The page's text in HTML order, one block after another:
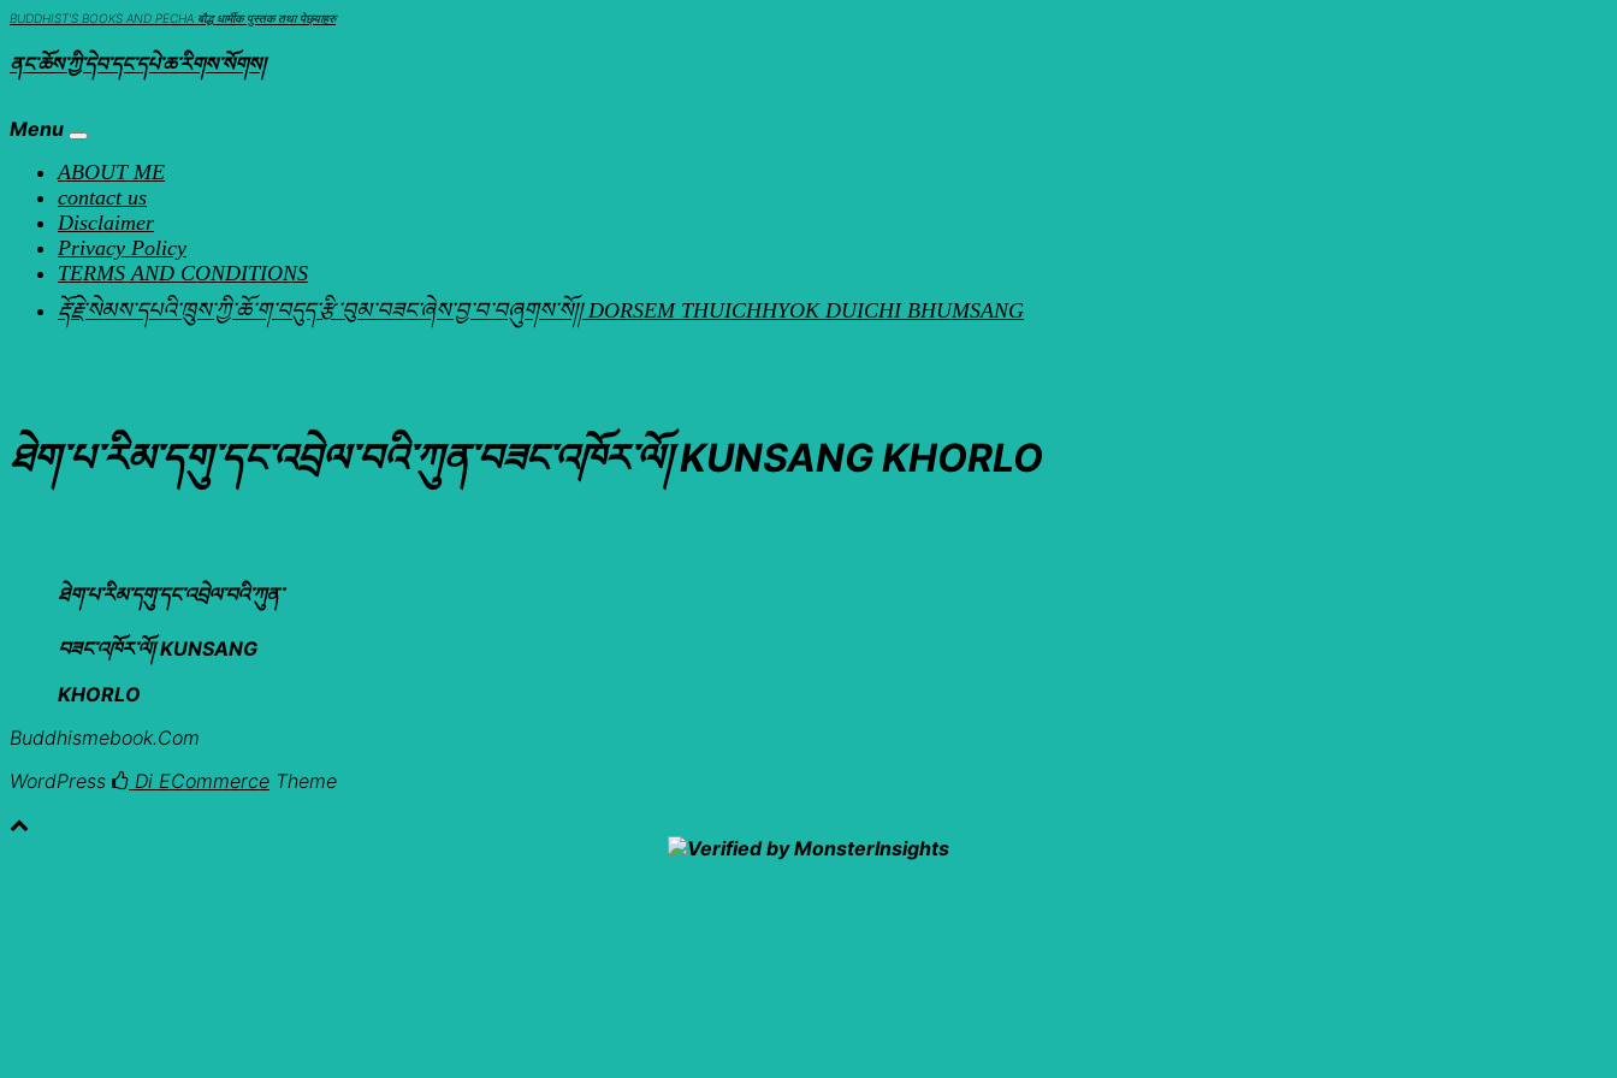
Skip
content
BUDDHIST'S BOOKS AND PECHA बौद्ध धार्मीक पुस्तक तथा पेछ्याहरु
ནང་ཆོས་ཀྱི་དེབ་དང་དཔེ་ཆ་རིགས་སོགས།
Menu
ABOUT ME
contact us
Disclaimer
Privacy Policy
TERMS AND CONDITIONS
རྡོ་རྗེ་སེམས་དཔའི་ཁྲུས་ཀྱི་ཆོ་ག་བདུད་རྩི་བུམ་བཟང་ཞེས་བྱ་བ་བཞུགས་སོ།། DORSEM THUICHHYOK DUICHI BHUMSANG
ཐེག་པ་རིམ་དགུ་དང་འབྲེལ་བའི་ཀུན་བཟང་འཁོར་ལོ། KUNSANG KHORLO
ཐེག་པ་རིམ་དགུ་དང་འབྲེལ་བའི་ཀུན་
བཟང་འཁོར་ལོ། KUNSANG
KHORLO
Buddhismebook.com
WordPress
Di ECommerce Theme